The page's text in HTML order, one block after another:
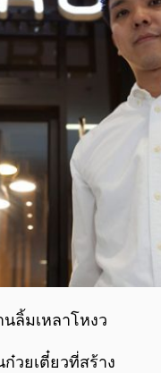
ลิ้มเหลาโหงว
วยเตี๋ยวที่สร้าง